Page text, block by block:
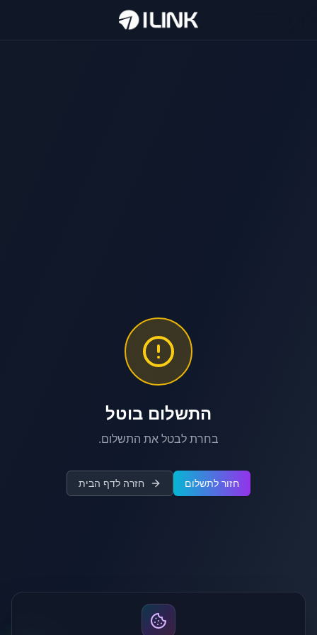
התשלום בוטל
בחרת לבטל את התשלום.
חזור לתשלום חזרה לדף הבית